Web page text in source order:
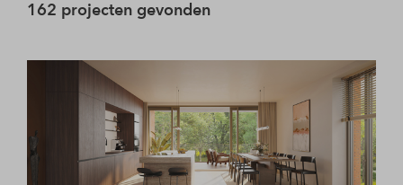
162 projecten gevonden